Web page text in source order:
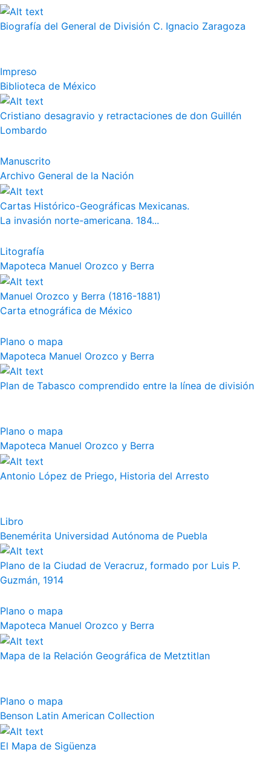
Biografía del General de División C. Ignacio Zaragoza
Impreso
Biblioteca de México
Cristiano desagravio y retractaciones de don Guillén
Lombardo
Manuscrito
Archivo General de la Nación
Cartas Histórico-Geográficas Mexicanas.
La invasión norte-americana. 184...
Litografía
Mapoteca Manuel Orozco y Berra
Manuel Orozco y Berra (1816-1881)
Carta etnográfica de México
Plano o mapa
Mapoteca Manuel Orozco y Berra
Plan de Tabasco comprendido entre la línea de división
Plano o mapa
Mapoteca Manuel Orozco y Berra
Antonio López de Priego, Historia del Arresto
Libro
Benemérita Universidad Autónoma de Puebla
Plano de la Ciudad de Veracruz, formado por Luis P.
Guzmán, 1914
Plano o mapa
Mapoteca Manuel Orozco y Berra
Mapa de la Relación Geográfica de Metztitlan
Plano o mapa
Benson Latin American Collection
El Mapa de Sigüenza